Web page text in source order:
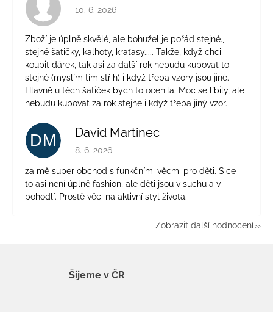
Hodnocení obchodu je 4 z 5 hvězdiček.
10. 6. 2026
Zboží je úplně skvělé, ale bohužel je pořád stejné.,
stejné šatičky, kalhoty, kraťasy..... Takže, když chci
koupit dárek, tak asi za další rok nebudu kupovat to
stejné (myslím tím střih) i když třeba vzory jsou jiné.
Hlavně u těch šatiček bych to ocenila. Moc se líbily, ale
nebudu kupovat za rok stejné i když třeba jiný vzor.
DM David Martinec
Hodnocení obchodu je 5 z 5 hvězdiček.
8. 6. 2026
za mě super obchod s funkčními věcmi pro děti. Sice
to asi není úplně fashion, ale děti jsou v suchu a v
pohodlí. Prostě věci na aktivní styl života.
Zobrazit další hodnocení
Šijeme v ČR